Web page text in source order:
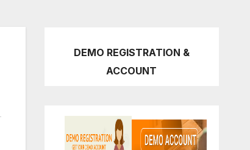
DEMO REGISTRATION &
ACCOUNT